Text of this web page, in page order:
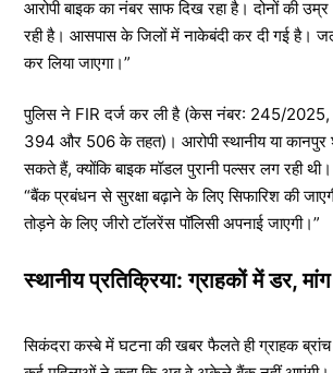
आरोपी बाइक का नंबर साफ दिख रहा है। दोनों की
रही है। आसपास के जिलों में नाकेबंदी कर दी गई है। जल्द
कर लिया जाएगा।”
पुलिस ने FIR दर्ज कर ली है (केस नंबर: 245/2025,
394 और 506 के तहत)। आरोपी स्थानीय या कानपुर
सकते हैं, क्योंकि बाइक मॉडल पुरानी पल्सर लग रही
“बैंक प्रबंधन से सुरक्षा बढ़ाने के लिए सिफारिश की
तोड़ने के लिए जीरो टॉलरेंस पॉलिसी अपनाई जाएगी।”
स्थानीय प्रतिक्रिया: ग्राहकों में डर, मांग
सिकंदरा कस्बे में घटना की खबर फैलते ही ग्राहक ब्रांच